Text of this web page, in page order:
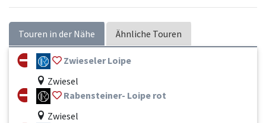
Touren in der Nähe Ähnliche Touren
Zwieseler Loipe
Zwiesel
Rabensteiner- Loipe rot
Zwiesel